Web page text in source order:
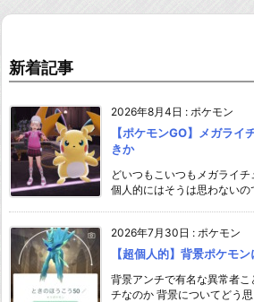
新着記事
2026年8月4日 : ポケモン
【ポケモンGO】メガラ
きか
どいつもこいつもメガライ
個人的にはそうは思わないの
2026年7月30日 : ポケモン
【超個人的】背景ポケモ
背景アンチで有名な異常者
チなのか 背景についてどう思